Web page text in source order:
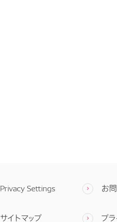
Privacy Settings お
サイトマップ プ